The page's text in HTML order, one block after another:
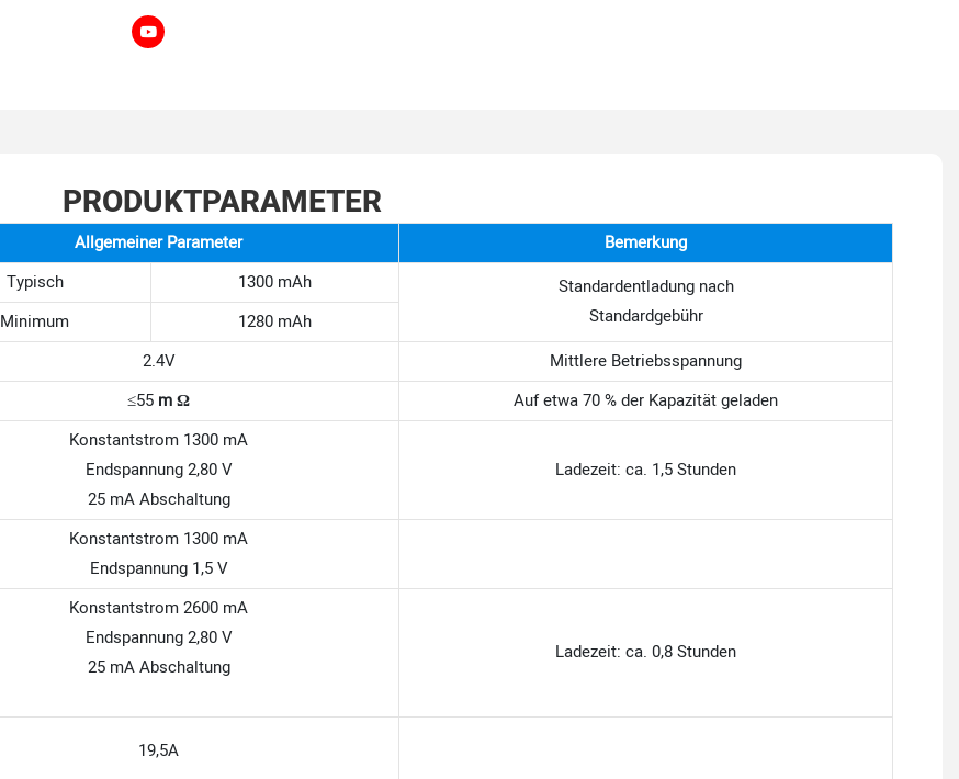
PRODUKTPARAMETER
Allgemeiner Parameter Bemerkung
Typisch 1300 mAh
Standardentladung nach
Standardgebühr
Minimum
1280 mAh
2.4V
Mittlere Betriebsspannung
≤55 mΩ Auf etwa 70 % der Kapazität geladen
Konstantstrom 1300 mA
Endspannung 2,80 V
25 mA Abschaltung
Ladezeit: ca. 1,5 Stunden
Konstantstrom 1300 mA
Endspannung 1,5 V
Konstantstrom 2600 mA
Endspannung 2,80 V
25 mA Abschaltung
Ladezeit: ca. 0,8 Stunden
19,5A